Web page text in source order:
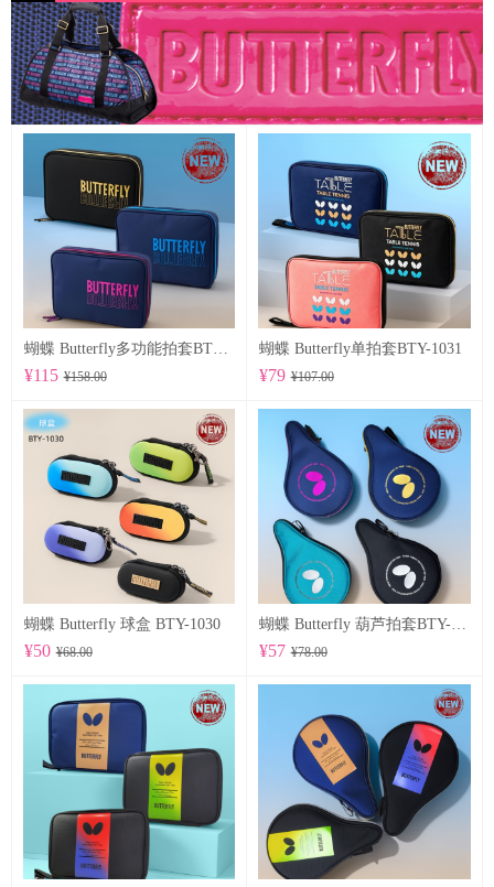
蝴蝶 Butterfly多功能拍套BTY-1032
¥115 ¥158.00
蝴蝶 Butterfly单拍套BTY-1031
¥79 ¥107.00
蝴蝶 Butterfly 球盒 BTY-1030
¥50 ¥68.00
蝴蝶 Butterfly 葫芦拍套BTY-1028
¥57 ¥78.00